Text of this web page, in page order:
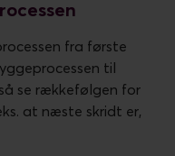
fra første
til
se rækkefølgen for
at næste skridt er,